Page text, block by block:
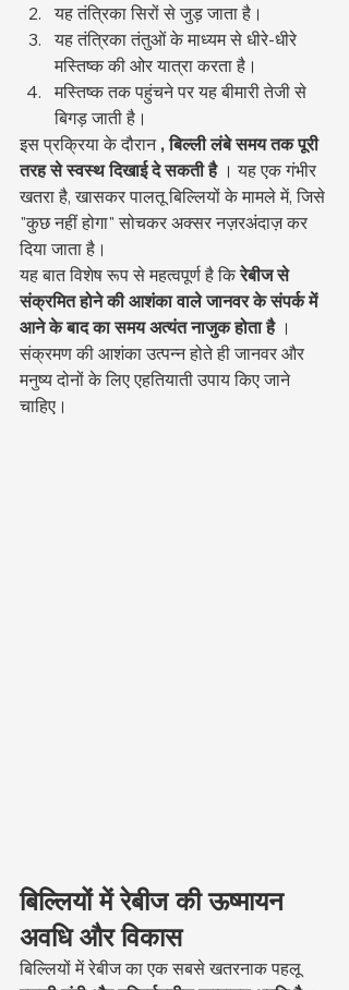
यह तंत्रिका सिरों से जुड़ जाता है।
यह तंत्रिका तंतुओं के माध्यम से धीरे-धीरे
मस्तिष्क की ओर यात्रा करता है।
मस्तिष्क तक पहुंचने पर यह बीमारी तेजी से
बिगड़ जाती है।
इस प्रक्रिया के दौरान , बिल्ली लंबे समय तक पूरी
तरह से स्वस्थ दिखाई दे सकती है । यह एक गंभीर
खतरा है, खासकर पालतू बिल्लियों के मामले में, जिसे
"कुछ नहीं होगा" सोचकर अक्सर नज़रअंदाज़ कर
दिया जाता है।
यह बात विशेष रूप से महत्वपूर्ण है कि रेबीज से
संक्रमित होने की आशंका वाले जानवर के संपर्क में
आने के बाद का समय अत्यंत नाजुक होता है ।
संक्रमण की आशंका उत्पन्न होते ही जानवर और
मनुष्य दोनों के लिए एहतियाती उपाय किए जाने
चाहिए।
बिल्लियों में रेबीज की ऊष्मायन
अवधि और विकास
बिल्लियों में रेबीज का एक सबसे खतरनाक पहलू